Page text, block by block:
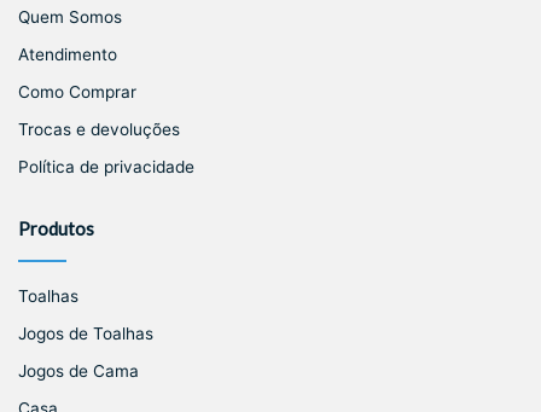
Quem Somos
Atendimento
Como Comprar
Trocas e devoluções
Política de privacidade
Produtos
Toalhas
Jogos de Toalhas
Jogos de Cama